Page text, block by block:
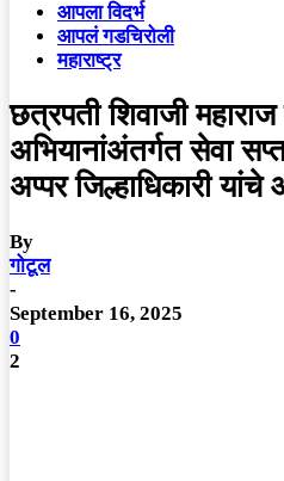
आपला विदर्भ
आपलं गडचिरोली
महाराष्ट्र
छत्रपती शिवाजी
अभियानांअंतर्गत सेवा
अप्पर जिल्हाधिकारी
By
गोटूल
-
September 16, 2025
0
2